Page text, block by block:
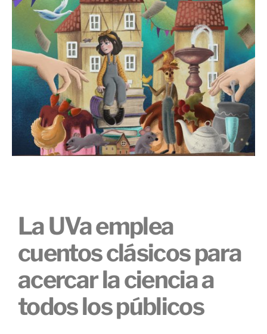
La UVa emplea
cuentos clásicos para
acercar la ciencia a
todos los públicos